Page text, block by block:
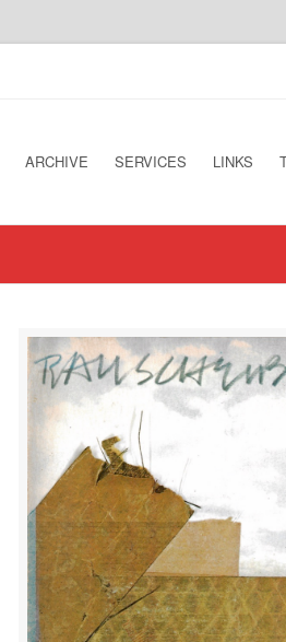
ARCHIVE SERVICES LINKS